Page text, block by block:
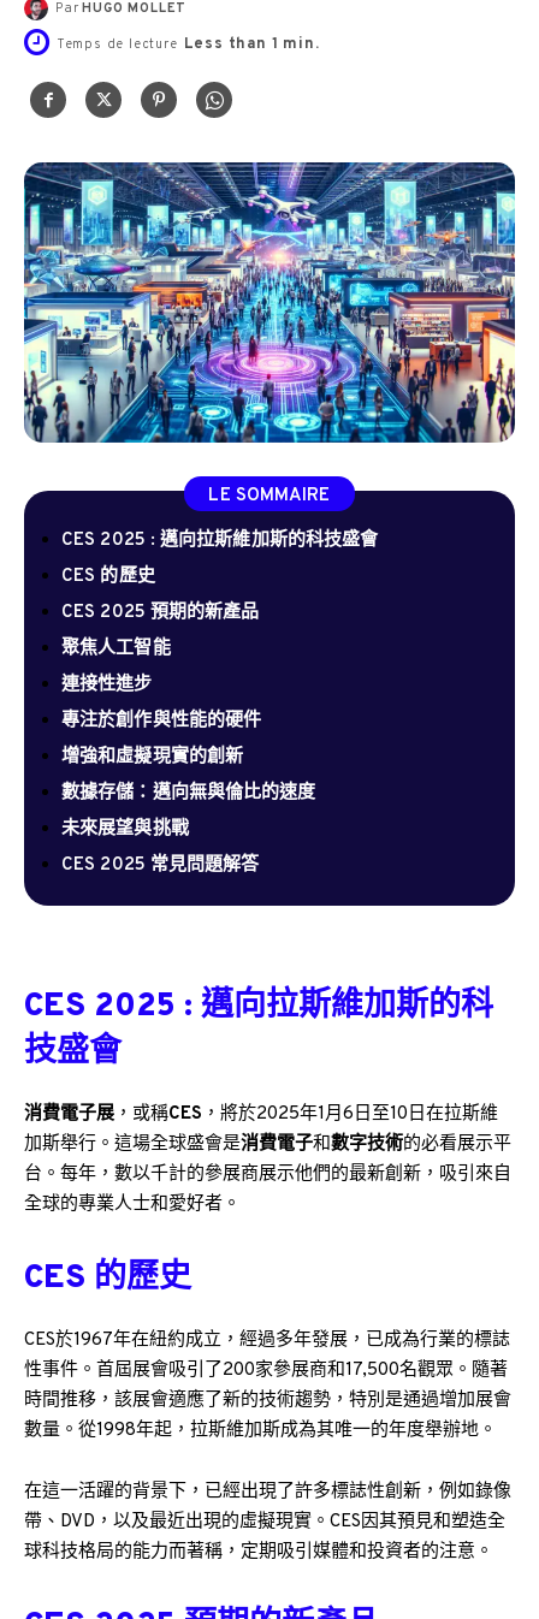
Par HUGO MOLLET
Temps de lecture Less than 1 min.
LE SOMMAIRE
CES 2025 : 邁向拉斯維加斯的科技盛會
CES 的歷史
CES 2025 預期的新產品
聚焦人工智能
連接性進步
專注於創作與性能的硬件
增強和虛擬現實的創新
數據存儲：邁向無與倫比的速度
未來展望與挑戰
CES 2025 常見問題解答
CES 2025 : 邁向拉斯維加斯的科
技盛會
消費電子展 ，或稱CES ，將於2025年1月6日至10日在拉斯維
加斯舉行。這場全球盛會是消費電子和數字技術的必看展示平
台。每年，數以千計的參展商展示他們的最新創新，吸引來自
全球的專業人士和愛好者。
CES 的歷史
CES於1967年在紐約成立，經過多年發展，已成為行業的標誌
性事件。首屆展會吸引了200家參展商和17,500名觀眾。隨著
時間推移，該展會適應了新的技術趨勢，特別是通過增加展會
數量。從1998年起，拉斯維加斯成為其唯一的年度舉辦地。
在這一活躍的背景下，已經出現了許多標誌性創新，例如錄像
帶、DVD，以及最近出現的虛擬現實。CES因其預見和塑造全
球科技格局的能力而著稱，定期吸引媒體和投資者的注意。